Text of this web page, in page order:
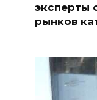
эксперты
рынков